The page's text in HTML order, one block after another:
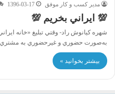
مدیر کسب و کار موفق 1396-03-17
💯 ايراني بخریم 💯
شهره كيانوش راد- وقتي تبليغ «خانه
به‌صورت حضوري و غير‌حضوري به
بیشتر بخوانید »